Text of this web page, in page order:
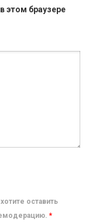
этом браузере
оставить
*